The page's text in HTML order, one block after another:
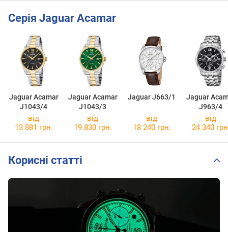
Серія Jaguar Acamar
Jaguar Acamar
J1043/4
Jaguar Acamar
J1043/3
Jaguar J663/1
Jaguar
J963/4
від
13 881 грн.
від
19 830 грн.
від
18 240 грн.
від
24 340
Корисні статті